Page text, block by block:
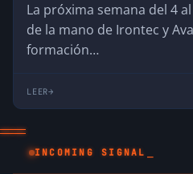
La próxima semana del 4
de la mano de Irontec y
formación…
LEER
INCOMING SIGNAL _